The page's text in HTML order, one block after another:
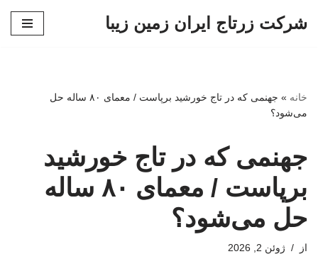
شرکت زرتاج ایران زمین زیبا
خانه »
جهنمی که در تاج خورشید برپاست / معمای ۸۰ ساله حل
می‌شود؟
جهنمی که در تاج خورشید
برپاست / معمای ۸۰ ساله
حل می‌شود؟
از ژوئن 2, 2026